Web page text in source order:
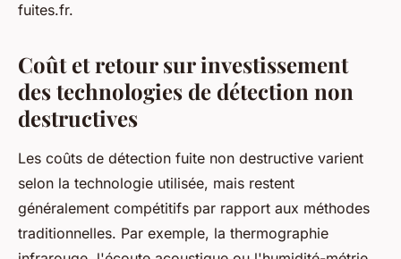
fuites.fr.
Coût et retour sur investissement
des technologies de détection non
destructives
Les coûts de détection fuite non destructive varient
selon la technologie utilisée, mais restent
généralement compétitifs par rapport aux méthodes
traditionnelles. Par exemple, la thermographie